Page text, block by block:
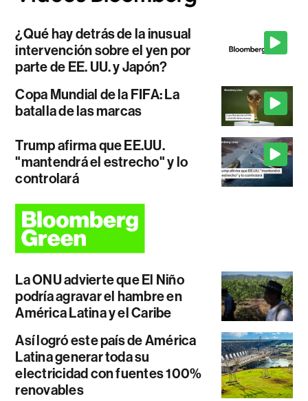
¿Qué hay detrás de la inusual
intervención sobre el yen por
parte de EE. UU. y Japón?
Copa Mundial de la FIFA: La
batalla de las marcas
Trump afirma que EE.UU.
"mantendrá el estrecho" y lo
controlará
La ONU advierte que El Niño
podría agravar el hambre en
América Latina y el Caribe
Así logró este país de América
Latina generar toda su
electricidad con fuentes 100%
renovables